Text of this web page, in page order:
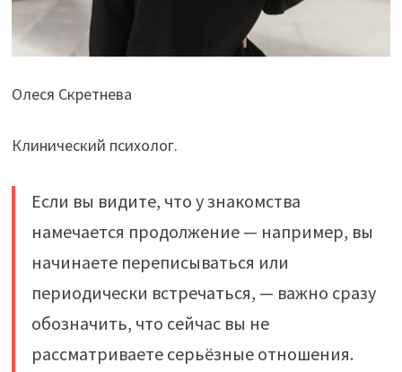
Олеся Скретнева
Клинический психолог.
Если вы видите, что у знакомства
намечается продолжение — например, вы
начинаете переписываться или
периодически встречаться, — важно сразу
обозначить, что сейчас вы не
рассматриваете серьёзные отношения.